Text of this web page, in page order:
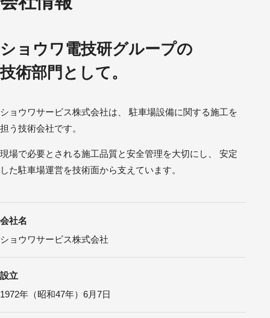
ショウワ電技研グループの
技術部門として。
ショウワサービス株式会社は、 駐車場設備に関する施工を
担う技術会社です。
現場で必要とされる施工品質と安全管理を大切にし、 安定
した駐車場運営を技術面から支えています。
会社名
ショウワサービス株式会社
設立
1972年（昭和47年）6月7日